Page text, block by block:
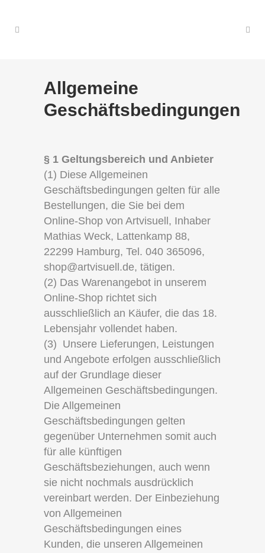
Allgemeine
Geschäftsbedingungen
§ 1 Geltungsbereich und Anbieter
(1) Diese Allgemeinen
Geschäftsbedingungen gelten für alle
Bestellungen, die Sie bei dem
Online-Shop von Artvisuell, Inhaber
Mathias Weck, Lattenkamp 88,
22299 Hamburg, Tel. 040 365096,
shop@artvisuell.de, tätigen.
(2) Das Warenangebot in unserem
Online-Shop richtet sich
ausschließlich an Käufer, die das 18.
Lebensjahr vollendet haben.
(3) Unsere Lieferungen, Leistungen
und Angebote erfolgen ausschließlich
auf der Grundlage dieser
Allgemeinen Geschäftsbedingungen.
Die Allgemeinen
Geschäftsbedingungen gelten
gegenüber Unternehmen somit auch
für alle künftigen
Geschäftsbeziehungen, auch wenn
sie nicht nochmals ausdrücklich
vereinbart werden. Der Einbeziehung
von Allgemeinen
Geschäftsbedingungen eines
Kunden, die unseren Allgemeinen